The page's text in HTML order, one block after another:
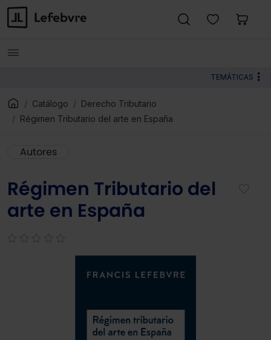
TEMÁTICAS
Catálogo
Derecho Tributario
Régimen Tributario del arte en España
Autores
Régimen Tributario del
arte en España